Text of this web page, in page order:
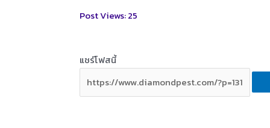
Post Views:25
แชร์โฟสนี้
F